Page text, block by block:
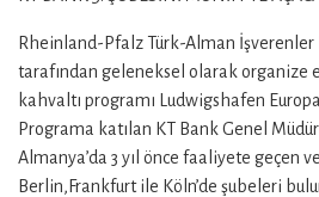
Rheinland-Pfalz Türk-Alman İşverenler
tarafından geleneksel olarak organize
kahvaltı programı Ludwigshafen
Programa katılan KT Bank Genel
Almanya’da 3 yıl önce faaliyete geçen
Berlin,Frankfurt ile Köln’de şubeleri